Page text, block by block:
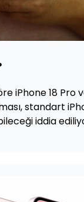
iPhone 18 Pro
standart
iddia